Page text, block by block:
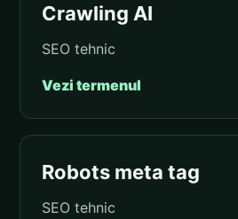
Crawling AI
SEO tehnic
Vezi termenul
Robots meta tag
SEO tehnic